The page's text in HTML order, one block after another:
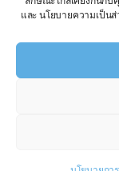
และ นโยบายความเป็น